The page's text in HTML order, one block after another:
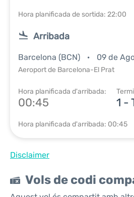
Hora planificada de sortida: 22:00
Arribada
Barcelona (BCN) 09 de
Aeroport de Barcelona-El Prat
Hora planificada d'arribada:
00:45 1 -
Hora planificada d'arribada: 00:45
Disclaimer
Vols de codi